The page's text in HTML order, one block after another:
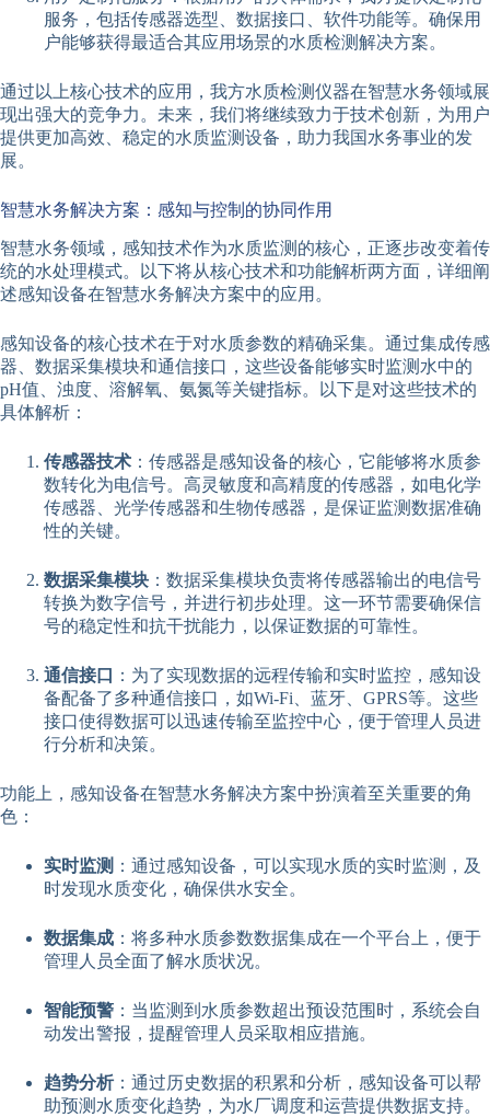
服务，包括传感器选型、数据接口、软件功能等。确保用
户能够获得最适合其应用场景的水质检测解决方案。
通过以上核心技术的应用，我方水质检测仪器在智慧水务领域展
现出强大的竞争力。未来，我们将继续致力于技术创新，为用户
提供更加高效、稳定的水质监测设备，助力我国水务事业的发
展。
智慧水务解决方案：感知与控制的协同作用
智慧水务领域，感知技术作为水质监测的核心，正逐步改变着传
统的水处理模式。以下将从核心技术和功能解析两方面，详细阐
述感知设备在智慧水务解决方案中的应用。
感知设备的核心技术在于对水质参数的精确采集。通过集成传感
器、数据采集模块和通信接口，这些设备能够实时监测水中的
pH值、浊度、溶解氧、氨氮等关键指标。以下是对这些技术的
具体解析：
传感器技术 ：传感器是感知设备的核心，它能够将水质参
数转化为电信号。高灵敏度和高精度的传感器，如电化学
传感器、光学传感器和生物传感器，是保证监测数据准确
性的关键。
数据采集模块 ：数据采集模块负责将传感器输出的电信号
转换为数字信号，并进行初步处理。这一环节需要确保信
号的稳定性和抗干扰能力，以保证数据的可靠性。
通信接口
：为了实现数据的远程传输和实时监控，感知设
备配备了多种通信接口，如Wi-Fi、蓝牙、GPRS等。这些
接口使得数据可以迅速传输至监控中心，便于管理人员进
行分析和决策。
功能上，感知设备在智慧水务解决方案中扮演着至关重要的角
色：
实时监测 ：通过感知设备，可以实现水质的实时监测，及
时发现水质变化，确保供水安全。
数据集成 ：将多种水质参数数据集成在一个平台上，便于
管理人员全面了解水质状况。
智能预警 ：当监测到水质参数超出预设范围时，系统会自
动发出警报，提醒管理人员采取相应措施。
趋势分析：通过历史数据的积累和分析，感知设备可以帮
助预测水质变化趋势，为水厂调度和运营提供数据支持。